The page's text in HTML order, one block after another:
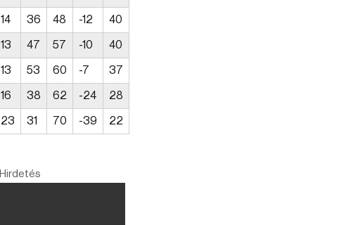
14 36 48 -12 40
13 47 57 -10 40
13 53 60 -7 37
16 38 62 -24 28
23 31 70 -39 22
Hirdetés